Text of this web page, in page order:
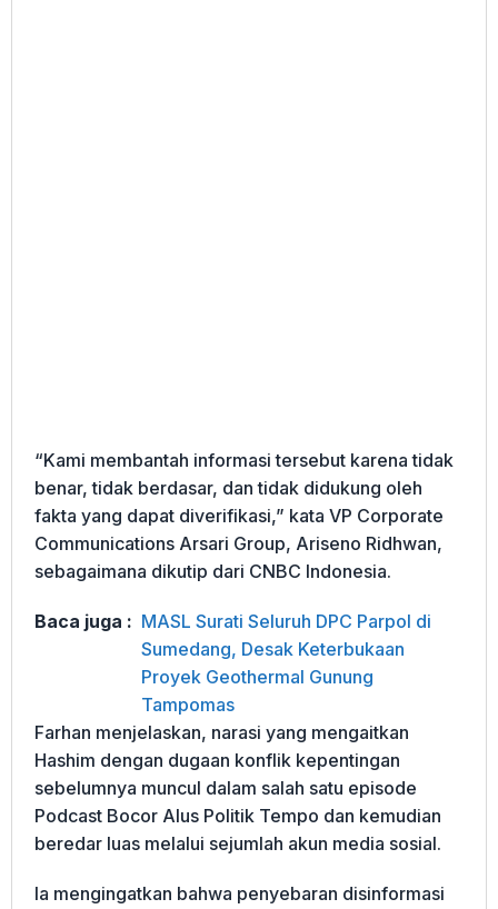
“Kami membantah informasi tersebut karena tidak
benar, tidak berdasar, dan tidak didukung oleh
fakta yang dapat diverifikasi,” kata VP Corporate
Communications Arsari Group, Ariseno Ridhwan,
sebagaimana dikutip dari CNBC Indonesia.
Baca juga : MASL Surati Seluruh DPC Parpol di
Sumedang, Desak Keterbukaan
Proyek Geothermal Gunung
Tampomas
Farhan menjelaskan, narasi yang mengaitkan
Hashim dengan dugaan konflik kepentingan
sebelumnya muncul dalam salah satu episode
Podcast Bocor Alus Politik Tempo dan kemudian
beredar luas melalui sejumlah akun media sosial.
Ia mengingatkan bahwa penyebaran disinformasi